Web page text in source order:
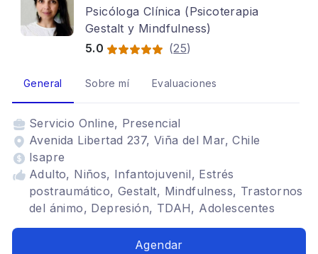
Psicóloga Clínica (Psicoterapia
Gestalt y Mindfulness)
5.0
(25)
General Sobre mí Evaluaciones
Servicio Online, Presencial
Avenida Libertad 237, Viña del Mar, Chile
Isapre
Adulto, Niños, Infantojuvenil, Estrés
postraumático, Gestalt, Mindfulness, Trastornos
del ánimo, Depresión, TDAH, Adolescentes
Agendar